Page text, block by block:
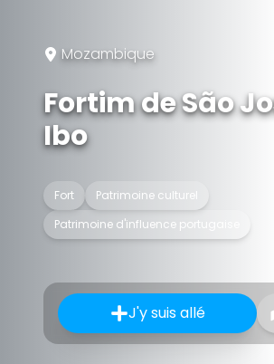
Mozambique
Fortim de São
Ibo
Fort
Patrimoine culturel
Patrimoine d'influence portugaise
J'y suis allé